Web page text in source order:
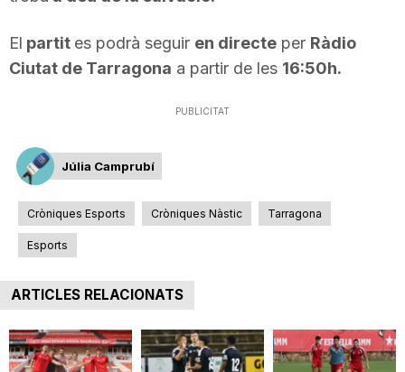
n
a
El partit es podrà seguir en directe per Ràdio
Ciutat de Tarragona a partir de les 16:50h.
PUBLICITAT
Júlia Camprubí
Cròniques Esports Cròniques Nàstic Tarragona
Esports
ARTICLES RELACIONATS